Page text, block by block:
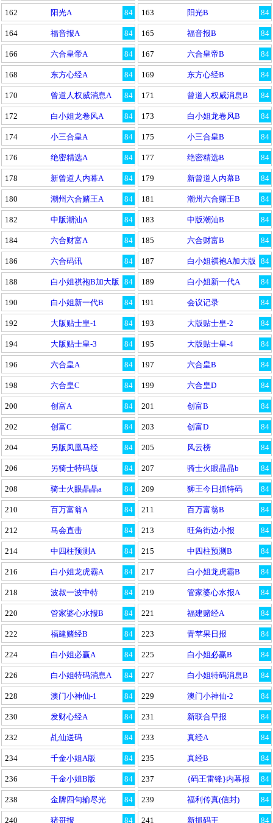
84
162 阳光A 84
163 阳光B
84
164 福音报A 84
165 福音报B
84
166 六合皇帝A 84
167 六合皇帝B
84
168 东方心经A 84
169 东方心经B
84
170 曾道人权威消息A 84
171 曾道人权威消息B
84
172 白小姐龙卷风A 84
173 白小姐龙卷风B
84
174 小三合皇A 84
175 小三合皇B
84
176 绝密精选A 84
177 绝密精选B
84
178 新曾道人内幕A 84
179 新曾道人内幕B
84
180 潮州六合赌王A 84
181 潮州六合赌王B
84
182 中版潮汕A 84
183 中版潮汕B
84
184 六合财富A 84
185 六合财富B
84
186 六合码讯 84
187 白小姐祺袍A加大版
84
188 白小姐祺袍B加大版 84
189 白小姐新一代A
84
190 白小姐新一代B 84
191 会议记录
84
192 大版贴士皇-1 84
193 大版贴士皇-2
84
194 大版贴士皇-3 84
195 大版贴士皇-4
84
196 六合皇A 84
197 六合皇B
84
198 六合皇C 84
199 六合皇D
84
200 创富A 84
201 创富B
84
202 创富C 84
203 创富D
84
204 另版凤凰马经 84
205 风云榜
84
206 另骑士特码版 84
207 骑士火眼晶晶b
84
208 骑士火眼晶晶a 84
209 狮王今日抓特码
84
210 百万富翁A 84
211 百万富翁B
84
212 马会直击 84
213 旺角街边小报
84
214 中四柱预测A 84
215 中四柱预测B
84
216 白小姐龙虎霸A 84
217 白小姐龙虎霸B
84
218 波叔一波中特 84
219 管家婆心水报A
84
220 管家婆心水报B 84
221 福建赌经A
84
222 福建赌经B 84
223 青苹果日报
84
224 白小姐必赢A 84
225 白小姐必赢B
84
226 白小姐特码消息A 84
227 白小姐特码消息B
84
228 澳门小神仙-1 84
229 澳门小神仙-2
84
230 发财心经A 84
231 新联合早报
84
232 乩仙送码 84
233 真经A
84
234 千金小姐A版 84
235 真经B
84
236 千金小姐B版 84
237 {码王雷锋}内幕报
84
238 金牌四句输尽光 84
239 福利传真(信封)
84
240 猪哥报 84
241 新抓码王